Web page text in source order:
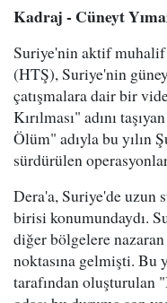
Kadraj - Cüneyt
Suriye'nin aktif muhalif
(HTŞ), Suriye'nin
çatışmalara dair bir
Kırılması" adını
Ölüm" adıyla bu yılın
sürdürülen
Dera'a, Suriye'de uzun
birisi konumundaydı.
diğer bölgelere
noktasına gelmişti. Bu
tarafından oluşturulan